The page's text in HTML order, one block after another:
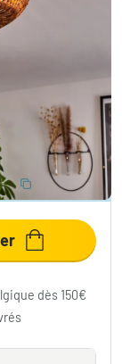
dès 150€